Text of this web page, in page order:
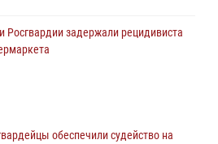
Росгвардии задержали рецидивиста
провел военно-полевые
обеспечили судейство на